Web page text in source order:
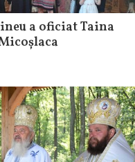
a oficiat Taina